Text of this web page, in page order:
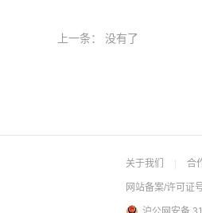
上一条： 没有了
关于我们 合
网站备案/许可证号